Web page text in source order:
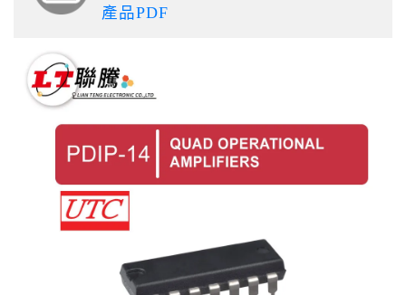
產品PDF